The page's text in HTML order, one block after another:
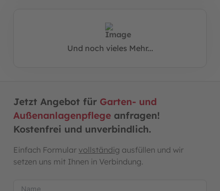
Und noch vieles Mehr...
Jetzt Angebot für Garten- und
Außenanlagenpflegeanfragen!
Kostenfrei und unverbindlich.
Einfach Formular vollständig ausfüllen und wir
setzen uns mit Ihnen in Verbindung.